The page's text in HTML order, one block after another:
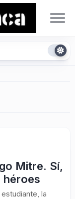
Mitre. Sí,
héroes
la